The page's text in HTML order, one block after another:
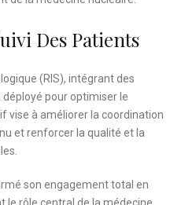
Des Patients
(RIS), intégrant des
pour optimiser le
vise à améliorer la coordination
et renforcer la qualité et la
son engagement total en